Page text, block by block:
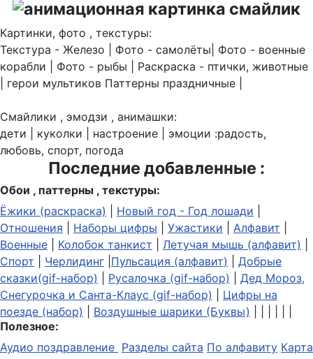
Картинки, фото , текстуры:
Текстура - Железо | Фото - самолёты| Фото - военные
корабли | Фото - рыбы | Раскраска - птички, животные
| герои мультиков Паттерны праздничные |
Смайлики , эмодзи , анимашки:
дети | куколки | настроение | эмоции :радость,
любовь, спорт, погода
Последние добавленные :
Обои , паттерны , текстуры:
Ёжики (раскраска)
Новый год - Год лошади
Отношения
Наборы цифры Ужастики Алфавит
Военные
Колобок танкист Летучая мышь (алфавит)
Спорт
Черлидинг Пульсация (алфавит)
Добрые
сказки(gif-набор)
Русалочка (gif-набор)
Дед Мороз,
Снегурочка и Санта-Клаус (gif-набор)
Цифры на
поезде (набор)
Воздушные шарики (Буквы)
Полезное:
Аудио поздравление Разделы сайта По алфавиту Карта